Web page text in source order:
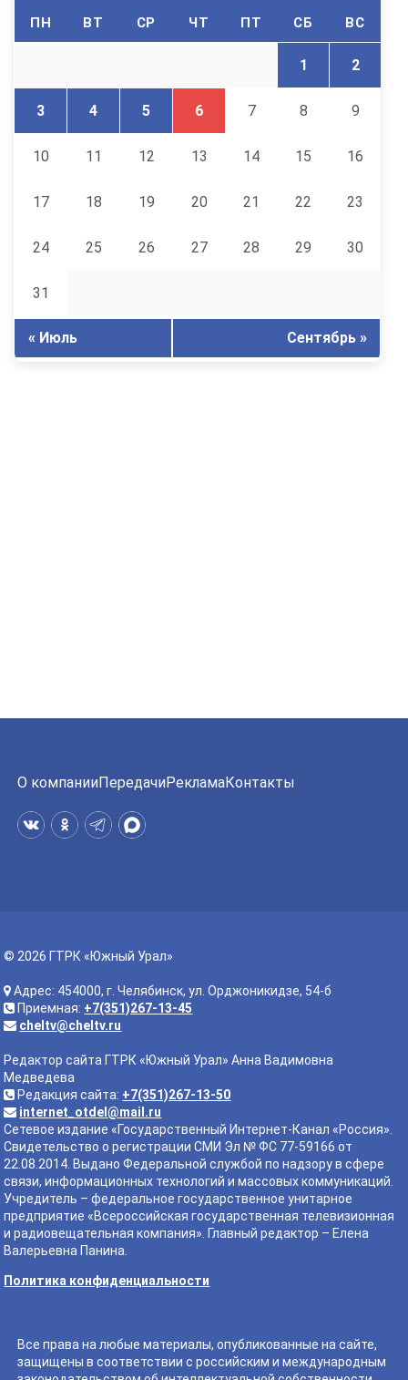
ПН ВТ СР ЧТ ПТ СБ ВС
1 2
3 4 5 6 7 8 9
10 11 12 13 14 15 16
17 18 19 20 21 22 23
24 25 26 27 28 29 30
31
« Июль Сентябрь »
О компанииПередачиРекламаКонтакты
© 2026 ГТРК «Южный Урал»
Адрес: 454000, г. Челябинск, ул. Орджоникидзе, 54-б
Приемная: +7(351)267-13-45
cheltv@cheltv.ru
Редактор сайта ГТРК «Южный Урал» Анна Вадимовна
Медведева
Редакция сайта: +7(351)267-13-50
internet_otdel@mail.ru
Сетевое издание «Государственный Интернет-Канал «Россия».
Свидетельство о регистрации СМИ Эл № ФС 77-59166 от
22.08.2014. Выдано Федеральной службой по надзору в сфере
связи, информационных технологий и массовых коммуникаций.
Учредитель – федеральное государственное унитарное
предприятие «Всероссийская государственная телевизионная
и радиовещательная компания». Главный редактор – Елена
Валерьевна Панина.
Политика конфиденциальности
Все права на любые материалы, опубликованные на сайте,
защищены в соответствии с российским и международным